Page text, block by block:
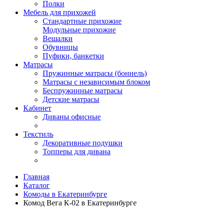
Полки
Мебель для прихожей
Стандартные прихожие
Модульные прихожие
Вешалки
Обувницы
Пуфики, банкетки
Матрасы
Пружинные матрасы (боннель)
Матрасы с независимым блоком
Беспружинные матрасы
Детские матрасы
Кабинет
Диваны офисные
Текстиль
Декоративные подушки
Топперы для дивана
Главная
Каталог
Комоды в Екатеринбурге
Комод Вега К-02 в Екатеринбурге